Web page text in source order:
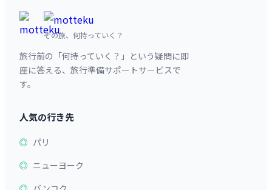
その旅、何持っていく？
旅行前の「何持っていく？」という疑問に即
座に答える、旅行準備サポートサービスで
す。
人気の行き先
パリ
ニューヨーク